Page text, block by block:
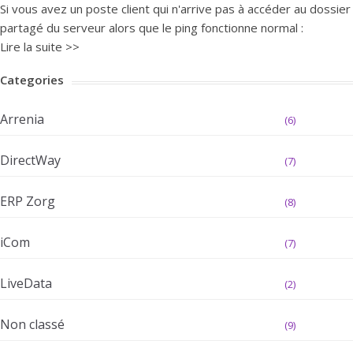
Si vous avez un poste client qui n'arrive pas à accéder au dossier
partagé du serveur alors que le ping fonctionne normal :
Lire la suite >>
Categories
Arrenia (6)
DirectWay (7)
ERP Zorg (8)
iCom (7)
LiveData (2)
Non classé (9)